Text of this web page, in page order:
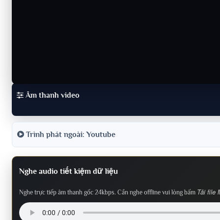
Âm thanh video
Trình phát ngoài: Youtube
Nghe audio tiết kiệm dữ liệu
Nghe trực tiếp âm thanh gốc 24kbps. Cần nghe offline vui lòng bấm Tải file